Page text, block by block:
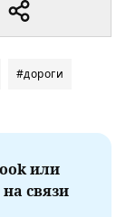
#дороги
или
связи